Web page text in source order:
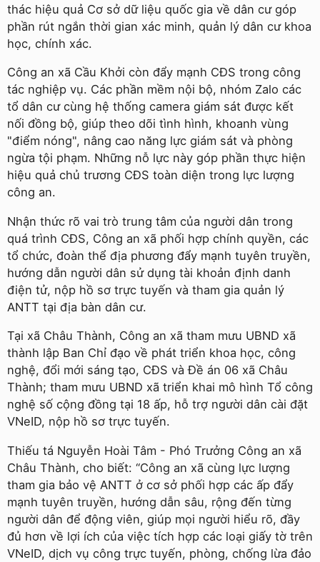
thác hiệu quả Cơ sở dữ liệu quốc gia về dân cư góp
phần rút ngắn thời gian xác minh, quản lý dân cư khoa
học, chính xác.
Công an xã Cầu Khởi còn đẩy mạnh CĐS trong công
tác nghiệp vụ. Các phần mềm nội bộ, nhóm Zalo các
tổ dân cư cùng hệ thống camera giám sát được kết
nối đồng bộ, giúp theo dõi tình hình, khoanh vùng
"điểm nóng", nâng cao năng lực giám sát và phòng
ngừa tội phạm. Những nỗ lực này góp phần thực hiện
hiệu quả chủ trương CĐS toàn diện trong lực lượng
công an.
Nhận thức rõ vai trò trung tâm của người dân trong
quá trình CĐS, Công an xã phối hợp chính quyền, các
tổ chức, đoàn thể địa phương đẩy mạnh tuyên truyền,
hướng dẫn người dân sử dụng tài khoản định danh
điện tử, nộp hồ sơ trực tuyến và tham gia quản lý
ANTT tại địa bàn dân cư.
Tại xã Châu Thành, Công an xã tham mưu UBND xã
thành lập Ban Chỉ đạo về phát triển khoa học, công
nghệ, đổi mới sáng tạo, CĐS và Đề án 06 xã Châu
Thành; tham mưu UBND xã triển khai mô hình Tổ công
nghệ số cộng đồng tại 18 ấp, hỗ trợ người dân cài đặt
VNeID, nộp hồ sơ trực tuyến.
Thiếu tá Nguyễn Hoài Tâm - Phó Trưởng Công an xã
Châu Thành, cho biết: “Công an xã cùng lực lượng
tham gia bảo vệ ANTT ở cơ sở phối hợp các ấp đẩy
mạnh tuyên truyền, hướng dẫn sâu, rộng đến từng
người dân để động viên, giúp mọi người hiểu rõ, đầy
đủ hơn về lợi ích của việc tích hợp các loại giấy tờ trên
VNeID, dịch vụ công trực tuyến, phòng, chống lừa đảo